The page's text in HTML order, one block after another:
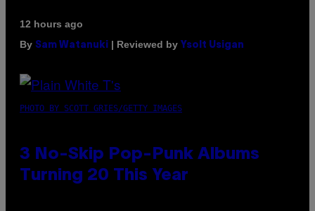
12 hours ago
By Sam Watanuki | Reviewed by Ysolt Usigan
PHOTO BY SCOTT GRIES/GETTY IMAGES
3 No-Skip Pop-Punk Albums
Turning 20 This Year